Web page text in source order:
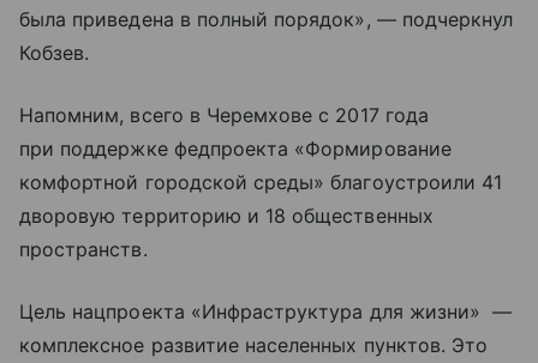
была приведена в полный порядок», — подчеркнул
Кобзев.
Напомним, всего в Черемхове с 2017 года
при поддержке федпроекта «Формирование
комфортной городской среды» благоустроили 41
дворовую территорию и 18 общественных
пространств.
Цель нацпроекта «Инфраструктура для жизни» —
комплексное развитие населенных пунктов. Это